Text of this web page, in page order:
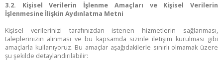
3.2. Kişisel Verilerin İşlenme Amaçları ve Kişisel Verilerin
İşlenmesine İlişkin Aydınlatma Metni
Kişisel verilerinizi tarafınızdan istenen hizmetlerin sağlanması,
taleplerinizin alınması ve bu kapsamda sizinle iletişim kurulması gibi
amaçlarla kullanıyoruz. Bu amaçlar aşağıdakilerle sınırlı olmamak üzere
şu şekilde detaylandırılabilir: